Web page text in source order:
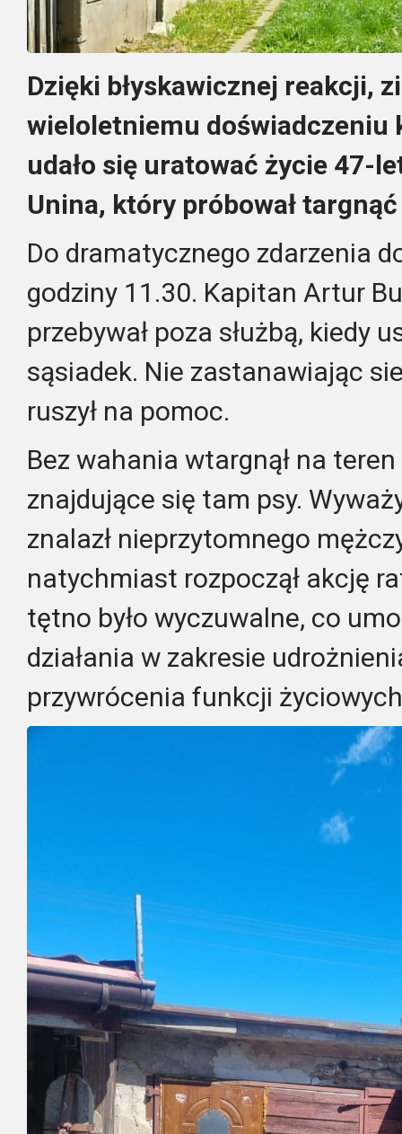
Dzięki błyskawicznej reakcji,
wieloletniemu doświadczeniu
udało się uratować życie 47-
Unina, który próbował
Do dramatycznego zdarzenia
godziny 11.30. Kapitan Artur
przebywał poza służbą, kiedy
sąsiadek. Nie zastanawiając
ruszył na pomoc.
Bez wahania wtargnął na
znajdujące się tam psy.
znalazł nieprzytomnego
natychmiast rozpoczął akcję
tętno było wyczuwalne, co
działania w zakresie
przywrócenia funkcji